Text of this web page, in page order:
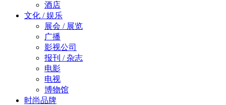
酒店
文化 / 娱乐
展会 / 展览
广播
影视公司
报刊 / 杂志
电影
电视
博物馆
时尚品牌